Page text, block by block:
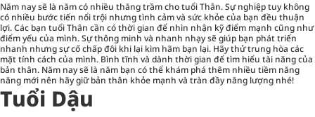
Năm nay sẽ là năm có nhiều thăng trầm cho tuổi Thân. Sự nghiệp tuy không
có nhiều bước tiến nổi trội nhưng tình cảm và sức khỏe của bạn đều thuận
lợi. Các bạn tuổi Thân cần có thời gian để nhìn nhận kỹ điểm mạnh cũng như
điểm yếu của mình. Sự thông minh và nhanh nhạy sẽ giúp bạn phát triển
nhanh nhưng sự cố chấp đôi khi lại kìm hãm bạn lại. Hãy thử trung hòa các
mặt tính cách của mình. Bình tĩnh và dành thời gian để tìm hiểu tài năng của
bản thân. Năm nay sẽ là năm bạn có thể khám phá thêm nhiều tiềm năng
năng mới nên hãy giữ bản thân khỏe mạnh và tràn đầy năng lượng nhé!
Tuổi Dậu